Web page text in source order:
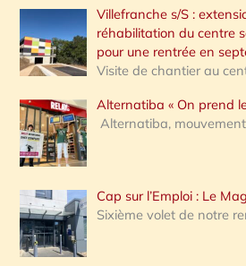
Villefranche s/S :
réhabilitation du centre
pour une rentrée en
Visite de chantier au
Alternatiba « On prend
Alternatiba,
Cap sur l’Emploi : Le
Sixième volet de notre